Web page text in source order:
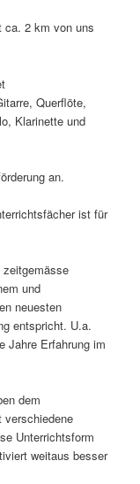
ca. 2 km von uns
Querflöte,
Klarinette und
an.
ist für
zeitgemässe
und
neuesten
entspricht. U.a.
Jahre Erfahrung im
dem
verschiedene
Unterrichtsform
weitaus besser